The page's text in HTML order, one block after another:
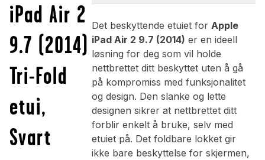
iPad Air 2
9.7 (2014)
Tri-Fold
etui,
Svart
Det beskyttende etuiet for Apple
iPad Air 2 9.7 (2014) er en ideell
løsning for deg som vil holde
nettbrettet ditt beskyttet uten å gå
på kompromiss med funksjonalitet
og design. Den slanke og lette
designen sikrer at nettbrettet ditt
forblir enkelt å bruke, selv med
etuiet på. Det foldbare lokket gir
ikke bare beskyttelse for skjermen,